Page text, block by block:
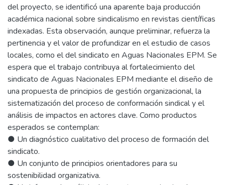
del proyecto, se identificó una aparente baja producción
académica nacional sobre sindicalismo en revistas científicas
indexadas. Esta observación, aunque preliminar, refuerza la
pertinencia y el valor de profundizar en el estudio de casos
locales, como el del sindicato en Aguas Nacionales EPM. Se
espera que el trabajo contribuya al fortalecimiento del
sindicato de Aguas Nacionales EPM mediante el diseño de
una propuesta de principios de gestión organizacional, la
sistematización del proceso de conformación sindical y el
análisis de impactos en actores clave. Como productos
esperados se contemplan:
● Un diagnóstico cualitativo del proceso de formación del
sindicato.
● Un conjunto de principios orientadores para su
sostenibilidad organizativa.